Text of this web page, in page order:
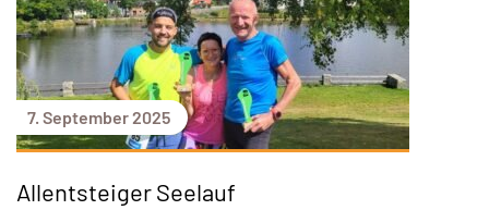
7. September 2025
Allentsteiger Seelauf